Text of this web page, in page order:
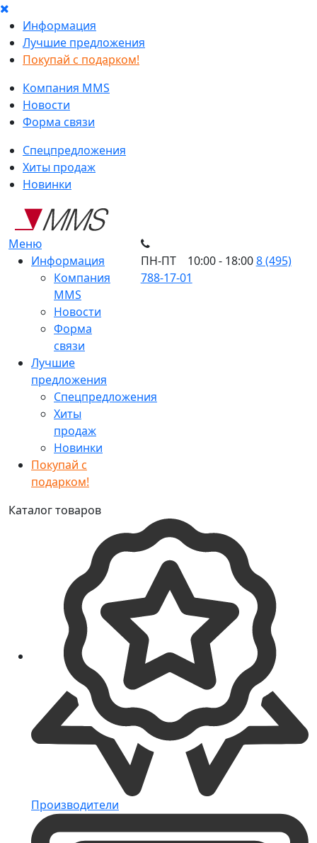
Информация
Лучшие предложения
Покупай с подарком!
Компания MMS
Новости
Форма связи
Спецпредложения
Хиты продаж
Новинки
Меню
Информация
Компания
MMS
Новости
Форма
связи
Лучшие
предложения
Спецпредложения
Хиты
продаж
Новинки
Покупай с
подарком!
ПН-ПТ 10:00 - 18:008 (495)
788-17-01
Каталог товаров
Производители